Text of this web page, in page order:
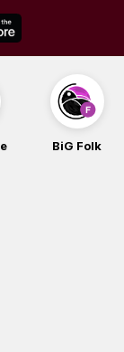
BiG iG